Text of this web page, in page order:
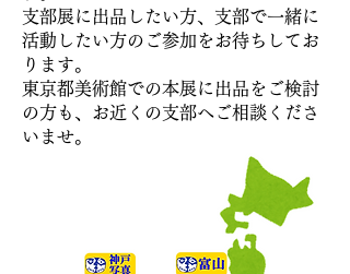
支部展に出品したい方、支部で一緒に
活動したい方のご参加をお待ちしてお
ります。
東京都美術館での本展に出品をご検討
の方も、お近くの支部へご相談くださ
いませ。